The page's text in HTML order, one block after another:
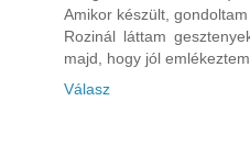
Amikor készült,
Rozinál láttam
majd, hogy jól
Válasz